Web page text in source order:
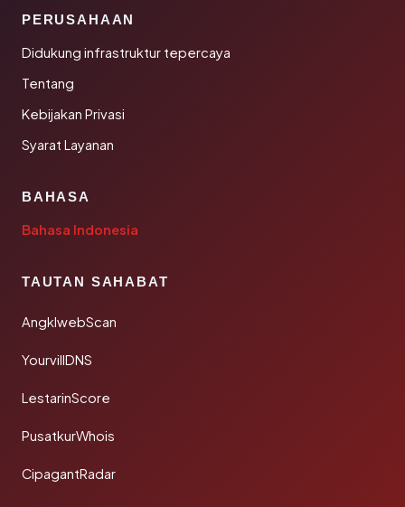
PERUSAHAAN
Didukung infrastruktur tepercaya
Tentang
Kebijakan Privasi
Syarat Layanan
BAHASA
Bahasa Indonesia
TAUTAN SAHABAT
AngklwebScan
YourvillDNS
LestarinScore
PusatkurWhois
CipagantRadar